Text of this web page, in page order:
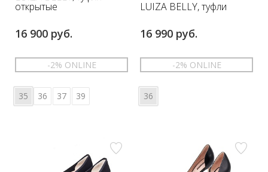
открытые
16 900 руб.
-2% ONLINE
35 36 37 39
LUIZA BELLY, туфли
16 990 руб.
-2% ONLINE
36